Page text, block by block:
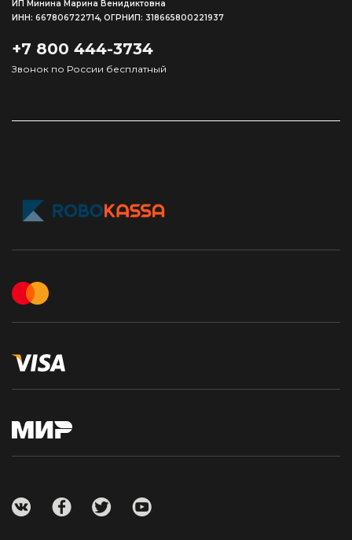
ИП Минина Марина Венидиктовна
ИНН: 667806722714, ОГРНИП: 318665800221937
+7 800 444-3734
Звонок по России бесплатный